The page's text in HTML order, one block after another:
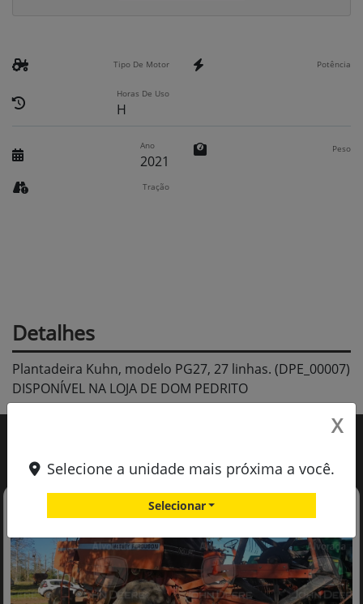
Tipo De Motor Potência
Horas De Uso
H
Ano
2021
Peso
Tração
Detalhes
Plantadeira Kuhn, modelo PG27, 27 linhas. (DPE_00007)
DISPONÍVEL NA LOJA DE DOM PEDRITO
X
Selecione a unidade mais próxima a você.
Selecionar